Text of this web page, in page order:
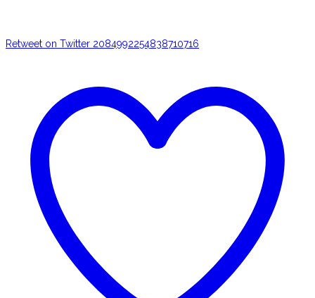
Retweet on Twitter 2084992254838710716